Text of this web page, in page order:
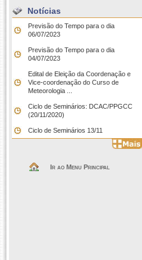
Notícias
Previsão do Tempo para o dia
06/07/2023
Previsão do Tempo para o dia
04/07/2023
Edital de Eleição da Coordenação e
Vice-coordenação do Curso de
Meteorologia ...
Ciclo de Seminários: DCAC/PPGCC
(20/11/2020)
Ciclo de Seminários 13/11
Ir ao Menu Principal